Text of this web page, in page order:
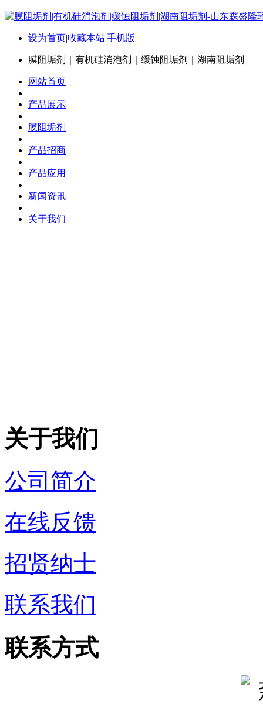
设为首页|收藏本站|手机版
膜阻垢剂｜有机硅消泡剂｜缓蚀阻垢剂｜湖南阻垢剂
网站首页
产品展示
膜阻垢剂
产品招商
产品应用
新闻资讯
关于我们
关于我们
公司简介
在线反馈
招贤纳士
联系我们
联系方式